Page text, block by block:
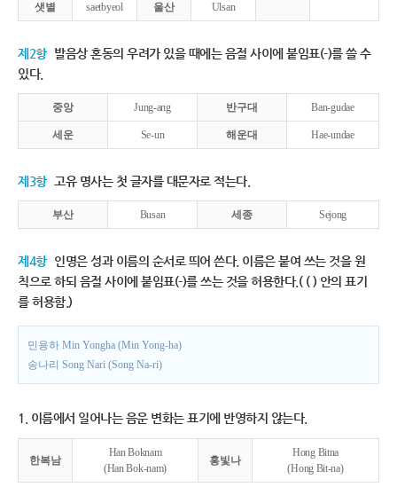
샛별 saetbyeol 울산 Ulsan
제2항 발음상 혼동의 우려가 있을 때에는 음절 사이에 붙임표(-)를 쓸 수
있다.
중앙 Jung-ang 반구대 Ban-gudae
세운 Se-un 해운대 Hae-undae
제3항 고유 명사는 첫 글자를 대문자로 적는다.
부산 Busan 세종 Sejong
제4항 인명은 성과 이름의 순서로 띄어 쓴다. 이름은 붙여 쓰는 것을 원
칙으로 하되 음절 사이에 붙임표(-)를 쓰는 것을 허용한다.( ( ) 안의 표기
를 허용함.)
민용하 Min Yongha (Min Yong-ha)
송나리 Song Nari (Song Na-ri)
1. 이름에서 일어나는 음운 변화는 표기에 반영하지 않는다.
한복남
Han Boknam
(Han Bok-nam)
홍빛나
Hong Bitna
(Hong Bit-na)